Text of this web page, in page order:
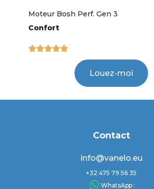
Moteur Bosh Perf. Gen 3
Confort

Louez-moi
Contact
info@vanelo.eu
+32 475 79 56 35
WhatsApp :